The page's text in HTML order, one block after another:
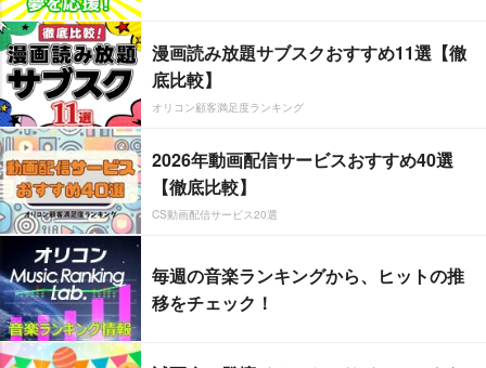
漫画読み放題サブスクおすすめ11選【徹
底比較】
オリコン顧客満足度ランキング
2026年動画配信サービスおすすめ40選
【徹底比較】
CS動画配信サービス20選
毎週の音楽ランキングから、ヒットの推
移をチェック！